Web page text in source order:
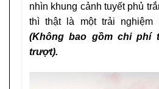
nhìn khung cảnh tuyết phủ
thì thật là một trải nghiệm
(Không bao gồm chi phí
trượt).